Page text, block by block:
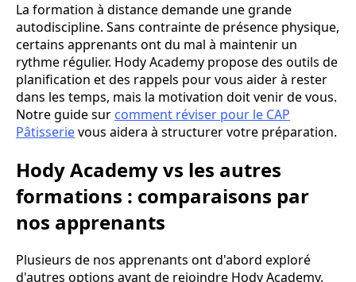
La formation à distance demande une grande
autodiscipline. Sans contrainte de présence physique,
certains apprenants ont du mal à maintenir un
rythme régulier. Hody Academy propose des outils de
planification et des rappels pour vous aider à rester
dans les temps, mais la motivation doit venir de vous.
Notre guide sur comment réviser pour le CAP
Pâtisserievous aidera à structurer votre préparation.
Hody Academy vs les autres
formations : comparaisons par
nos apprenants
Plusieurs de nos apprenants ont d'abord exploré
d'autres options avant de rejoindre Hody Academy.